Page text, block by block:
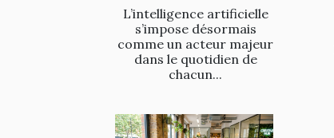
L’intelligence artificielle
s’impose désormais
comme un acteur majeur
dans le quotidien de
chacun...